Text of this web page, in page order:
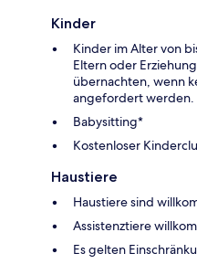
Kinder
Kinder im Alter von
Eltern oder
übernachten, wenn
angefordert werden.
Babysitting*
Kostenloser
Haustiere
Haustiere sind
Assistenztiere
Es gelten